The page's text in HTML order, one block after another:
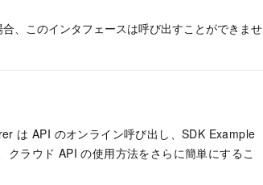
、このインタフェースは呼び出すことができませ
は API のオンライン呼び出し、SDK Example
ラウド API の使用方法をさらに簡単にするこ